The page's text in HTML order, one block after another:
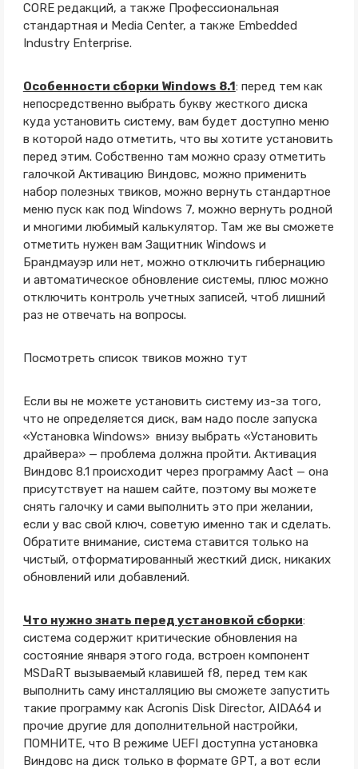
CORE редакций, а также Профессиональная
стандартная и Media Center, а также Embedded
Industry Enterprise.
Особенности сборки Windows 8.1: перед тем как
непосредственно выбрать букву жесткого диска
куда установить систему, вам будет доступно меню
в которой надо отметить, что вы хотите установить
перед этим. Собственно там можно сразу отметить
галочкой Активацию Виндовс, можно применить
набор полезных твиков, можно вернуть стандартное
меню пуск как под Windows 7, можно вернуть родной
и многими любимый калькулятор. Там же вы сможете
отметить нужен вам Защитник Windows и
Брандмауэр или нет, можно отключить гибернацию
и автоматическое обновление системы, плюс можно
отключить контроль учетных записей, чтоб лишний
раз не отвечать на вопросы.
Посмотреть список твиков можно тут
Если вы не можете установить систему из-за того,
что не определяется диск, вам надо после запуска
«Установка Windows» внизу выбрать «Установить
драйвера» — проблема должна пройти. Активация
Виндовс 8.1 происходит через программу Aact — она
присутствует на нашем сайте, поэтому вы можете
снять галочку и сами выполнить это при желании,
если у вас свой ключ, советую именно так и сделать.
Обратите внимание, система ставится только на
чистый, отформатированный жесткий диск, никаких
обновлений или добавлений.
Что нужно знать перед установкой сборки:
система содержит критические обновления на
состояние января этого года, встроен компонент
MSDaRT вызываемый клавишей f8, перед тем как
выполнить саму инсталляцию вы сможете запустить
такие программу как Acronis Disk Director, AIDA64 и
прочие другие для дополнительной настройки,
ПОМНИТЕ, что В режиме UEFI доступна установка
Виндовс на диск только в формате GPT, а вот если